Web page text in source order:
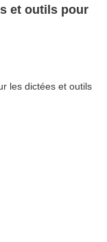
et outils pour